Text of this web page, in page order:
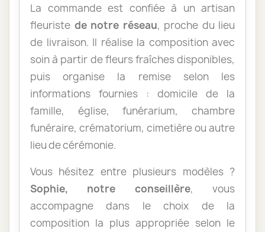
La commande est confiée à un artisan
fleuriste de notre réseau, proche du lieu
de livraison. Il réalise la composition avec
soin à partir de fleurs fraîches disponibles,
puis organise la remise selon les
informations fournies : domicile de la
famille, église, funérarium, chambre
funéraire, crématorium, cimetière ou autre
lieu de cérémonie.
Vous hésitez entre plusieurs modèles ?
Sophie, notre conseillère, vous
accompagne dans le choix de la
composition la plus appropriée selon le